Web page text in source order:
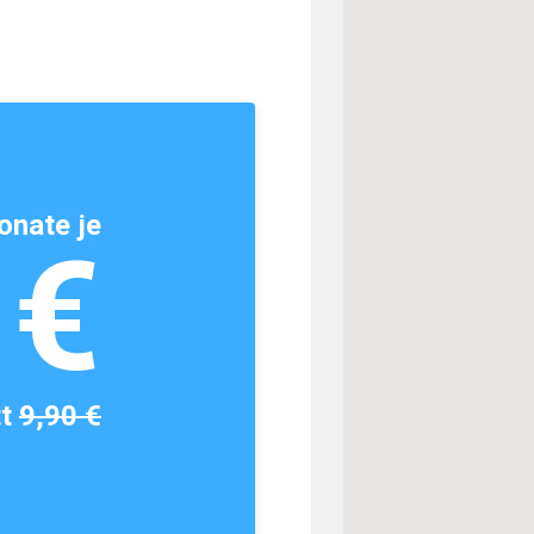
je
9,90 €